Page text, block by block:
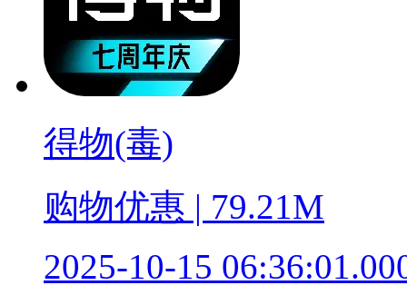
得物(毒)
购物优惠 | 79.21M
2025-10-15